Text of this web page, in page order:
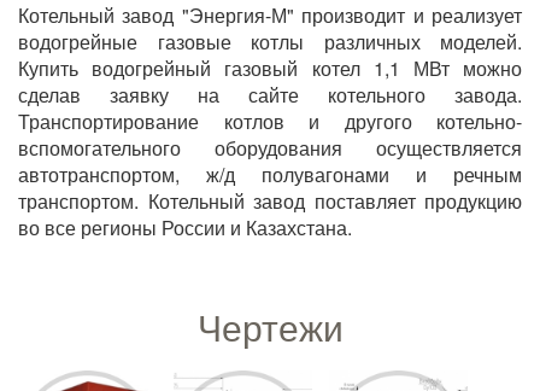
Котельный завод "Энергия-М" производит и реализует
водогрейные газовые котлы различных моделей.
Купить водогрейный газовый котел 1,1 МВт можно
сделав заявку на сайте котельного завода.
Транспортирование котлов и другого котельно-
вспомогательного оборудования осуществляется
автотранспортом, ж/д полувагонами и речным
транспортом. Котельный завод поставляет продукцию
во все регионы России и Казахстана.
Чертежи